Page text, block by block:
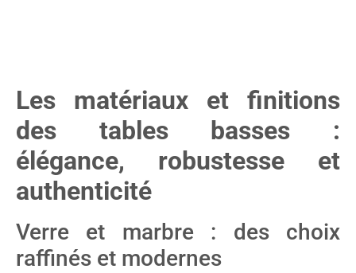
Les matériaux et finitions
des tables basses :
élégance, robustesse et
authenticité
Verre et marbre : des choix
raffinés et modernes